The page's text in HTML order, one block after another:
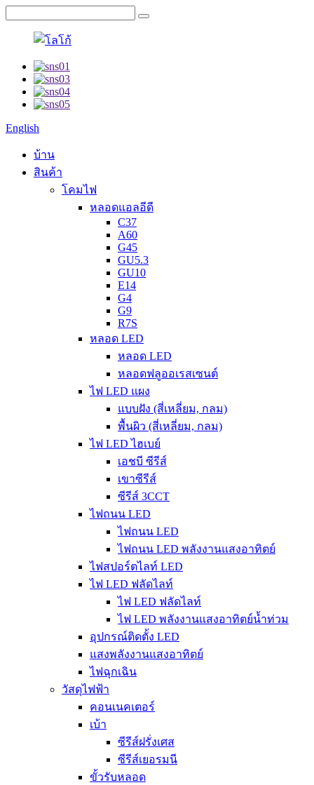
English
บ้าน
สินค้า
โคมไฟ
หลอดแอลอีดี
C37
A60
G45
GU5.3
GU10
E14
G4
G9
R7S
หลอด LED
หลอด LED
หลอดฟลูออเรสเซนต์
ไฟ LED แผง
แบบฝัง (สี่เหลี่ยม, กลม)
พื้นผิว (สี่เหลี่ยม, กลม)
ไฟ LED ไฮเบย์
เอชบี ซีรีส์
เขาซีรีส์
ซีรีส์ 3CCT
ไฟถนน LED
ไฟถนน LED
ไฟถนน LED พลังงานแสงอาทิตย์
ไฟสปอร์ตไลท์ LED
ไฟ LED ฟลัดไลท์
ไฟ LED ฟลัดไลท์
ไฟ LED พลังงานแสงอาทิตย์น้ำท่วม
อุปกรณ์ติดตั้ง LED
แสงพลังงานแสงอาทิตย์
ไฟฉุกเฉิน
วัสดุไฟฟ้า
คอนเนคเตอร์
เบ้า
ซีรีส์ฝรั่งเศส
ซีรีส์เยอรมนี
ขั้วรับหลอด